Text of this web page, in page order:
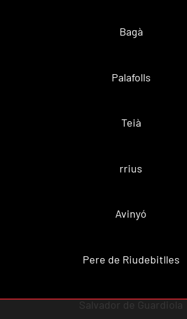
Bagà
Palafolls
Teià
rrius
Avinyó
Pere de Riudebitlles
Salvador de Guardiola